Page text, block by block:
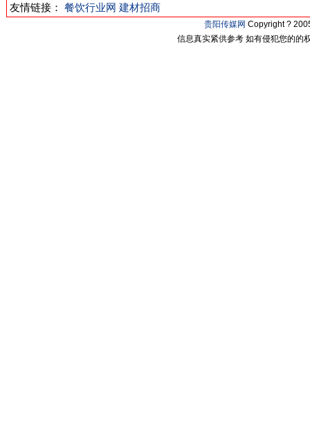
友情链接： 餐饮行业网 建材招商
贵阳传媒网 Copyright ?
信息真实紧供参考 如有侵犯您的的